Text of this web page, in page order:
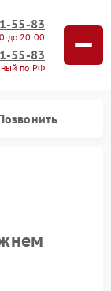
55-83
до 20:00
55-83
по РФ